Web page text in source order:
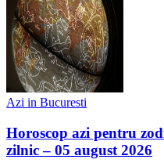
Azi in Bucuresti
Horoscop azi pentru
zilnic – 05 august 2026